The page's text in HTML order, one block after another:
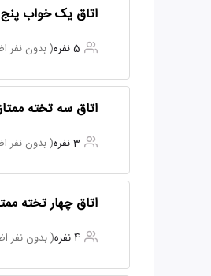
اتاق یک خواب پنج
5 نفره ( بدون نفر
اتاق سه تخته
3 نفره ( بدون نفر
اتاق چهار تخته
4 نفره ( بدون نفر